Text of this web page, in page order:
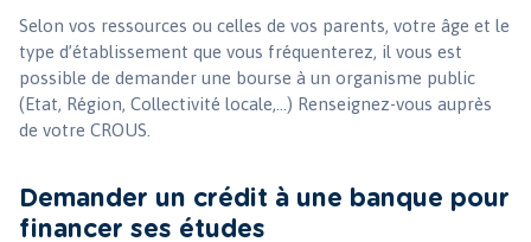
Selon vos ressources ou celles de vos parents, votre âge et le
type d’établissement que vous fréquenterez, il vous est
possible de demander une bourse à un organisme public
(Etat, Région, Collectivité locale,…) Renseignez-vous auprès
de votre CROUS.
Demander un crédit à une banque pour
financer ses études